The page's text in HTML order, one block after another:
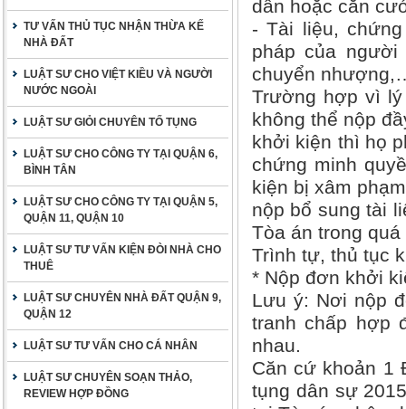
TƯ VẤN THỦ TỤC NHẬN THỪA KẾ
NHÀ ĐẤT
LUẬT SƯ CHO VIỆT KIỀU VÀ NGƯỜI
NƯỚC NGOÀI
LUẬT SƯ GIỎI CHUYÊN TỐ TỤNG
LUẬT SƯ CHO CÔNG TY TẠI QUẬN 6,
BÌNH TÂN
LUẬT SƯ CHO CÔNG TY TẠI QUẬN 5,
QUẬN 11, QUẬN 10
LUẬT SƯ TƯ VẤN KIỆN ĐÒI NHÀ CHO
THUÊ
LUẬT SƯ CHUYÊN NHÀ ĐẤT QUẬN 9,
QUẬN 12
LUẬT SƯ TƯ VẤN CHO CÁ NHÂN
LUẬT SƯ CHUYÊN SOẠN THẢO,
REVIEW HỢP ĐỒNG
dân hoặc căn
- Tài liệu,
pháp của
chuyển
Trường hợp vì
không thể nộp
khởi kiện thì họ
chứng minh
kiện bị xâm
nộp bổ sung tài
Tòa án trong
Trình tự, thủ tục
* Nộp đơn khởi
Lưu ý: Nơi nộp
tranh chấp hợp
nhau.
Căn cứ khoản 1
tụng dân sự